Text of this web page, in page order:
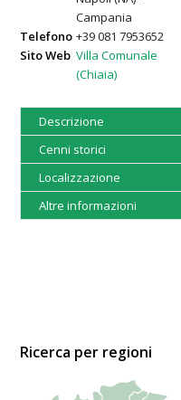
Campania
Telefono +39 081 7953652
Sito Web Villa Comunale
(Chiaia)
Descrizione
Cenni storici
Localizzazione
Altre informazioni
Ricerca per regioni